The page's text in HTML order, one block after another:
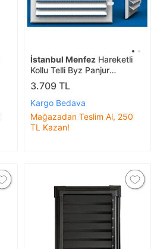
İstanbul Menfez Hareketli
Kollu Telli Byz Panjur
G50*y52
3.709 TL
Kargo Bedava
Mağazadan Teslim Al, 250
TL Kazan!